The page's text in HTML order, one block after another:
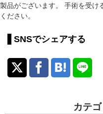
製品がございます。 手術を受け
ください。
SNSでシェアする
カテ